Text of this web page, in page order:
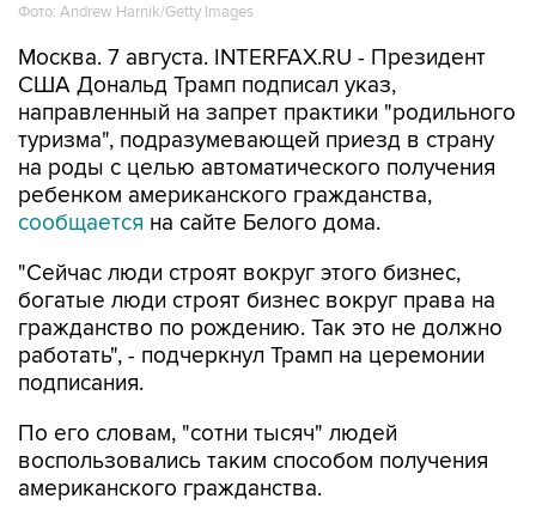
Фото: Andrew Harnik/Getty Images
Москва. 7 августа. INTERFAX.RU - Президент
США Дональд Трамп подписал указ,
направленный на запрет практики "родильного
туризма", подразумевающей приезд в страну
на роды с целью автоматического получения
ребенком американского гражданства,
сообщается на сайте Белого дома.
"Сейчас люди строят вокруг этого бизнес,
богатые люди строят бизнес вокруг права на
гражданство по рождению. Так это не должно
работать", - подчеркнул Трамп на церемонии
подписания.
По его словам, "сотни тысяч" людей
воспользовались таким способом получения
американского гражданства.